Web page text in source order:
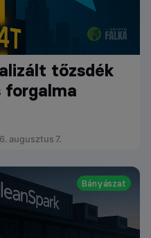
tőzsdék
augusztus 7.
Bányászat